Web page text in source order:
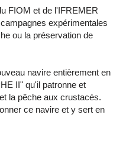
FIOM et de l'IFREMER
expérimentales
ou la préservation de
navire entièrement en
II" qu'il patronne et
la pêche aux crustacés.
ce navire et y sert en